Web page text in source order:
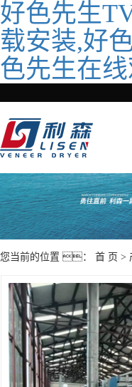
好色先生
载安装,好
色先生在
您当前的位置 ： 首 页 >